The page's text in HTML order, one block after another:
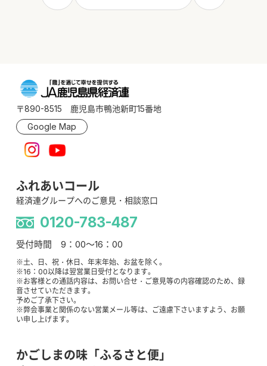
〒890-8515 鹿児島市鴨池新町15番地
Google Map
ふれあいコール
経済連グループへのご意見・相談窓口
0120-783-487
受付時間 9：00～16：00
※土、日、祝・休日、年末年始、お盆を除く。
※16：00以降は翌営業日受付となります。
※お客様との通話内容は、お問い合せ・ご意見等の内容確認のため、録
音させていただきます。
予めご了承下さい。
※弊会事業と関係のない営業メール等は、ご遠慮下さいますよう、お願
い申し上げます。
かごしまの味「ふるさと便」